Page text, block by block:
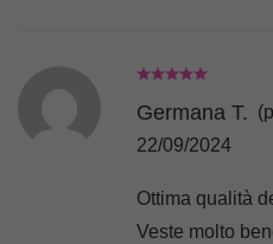
Germana T.
22/09/2024
Ottima qualità
Veste molto